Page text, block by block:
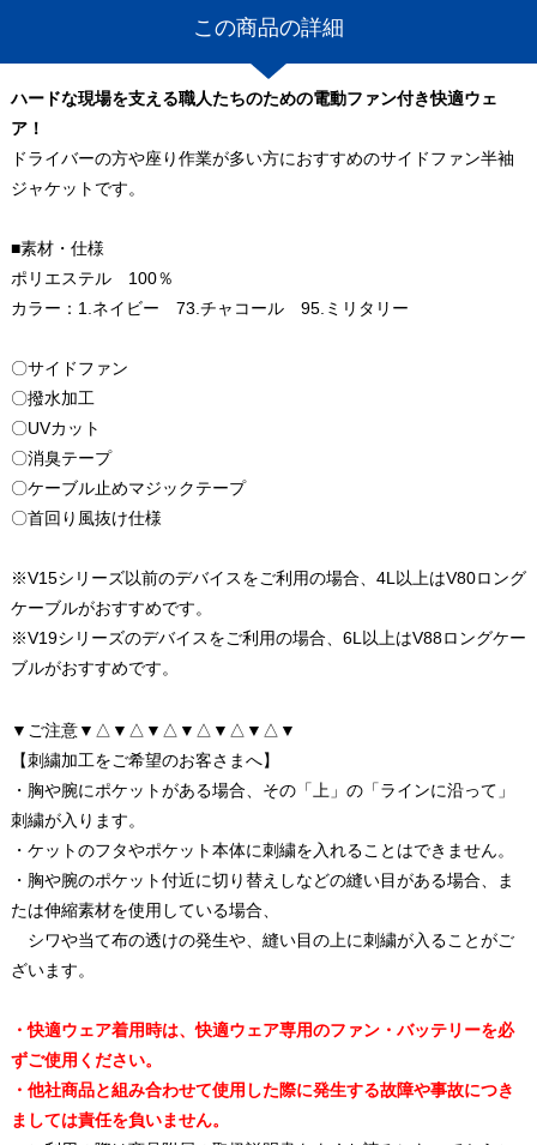
この商品の詳細
ハードな現場を支える職人たちのための電動ファン付き快適ウェ
ア！
ドライバーの方や座り作業が多い方におすすめのサイドファン半袖
ジャケットです。
■素材・仕様
ポリエステル 100％
カラー：1.ネイビー 73.チャコール 95.ミリタリー
〇サイドファン
〇撥水加工
〇UVカット
〇消臭テープ
〇ケーブル止めマジックテープ
〇首回り風抜け仕様
※V15シリーズ以前のデバイスをご利用の場合、4L以上はV80ロング
ケーブルがおすすめです。
※V19シリーズのデバイスをご利用の場合、6L以上はV88ロングケー
ブルがおすすめです。
▼ご注意▼△▼△▼△▼△▼△▼△▼
【刺繍加工をご希望のお客さまへ】
・胸や腕にポケットがある場合、その「上」の「ラインに沿って」
刺繍が入ります。
・ケットのフタやポケット本体に刺繍を入れることはできません。
・胸や腕のポケット付近に切り替えしなどの縫い目がある場合、ま
たは伸縮素材を使用している場合、
シワや当て布の透けの発生や、縫い目の上に刺繍が入ることがご
ざいます。
・快適ウェア着用時は、快適ウェア専用のファン・バッテリーを必
ずご使用ください。
・他社商品と組み合わせて使用した際に発生する故障や事故につき
ましては責任を負いません。